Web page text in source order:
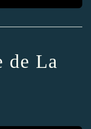
de La